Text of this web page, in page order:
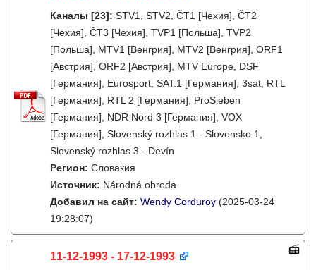
Каналы [23]: STV1, STV2, ČT1 [Чехия], ČT2
[Чехия], ČT3 [Чехия], TVP1 [Польша], TVP2
[Польша], MTV1 [Венгрия], MTV2 [Венгрия], ORF1
[Австрия], ORF2 [Австрия], MTV Europe, DSF
[Германия], Eurosport, SAT.1 [Германия], 3sat, RTL
[Германия], RTL 2 [Германия], ProSieben
[Германия], NDR Nord 3 [Германия], VOX
[Германия], Slovenský rozhlas 1 - Slovensko 1,
Slovenský rozhlas 3 - Devín
Регион: Словакия
Источник: Národná obroda
Добавил на сайт: Wendy Corduroy (2025-03-24
19:28:07)
11-12-1993 - 17-12-1993